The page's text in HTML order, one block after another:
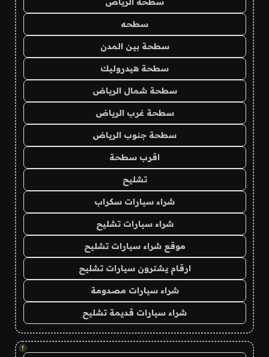
سطحه
سطحة بين المدن
سطحة هيدروليك
سطحة شمال الرياض
سطحة غرب الرياض
سطحة جنوب الرياض
اقرب سطحة
تشليح
شراء سيارات سكراب
شراء سيارات تشليح
موقع شراء سيارات تشليح
ارقام يشترون سيارات تشليح
شراء سيارات مصدومة
شراء سيارات قديمة تشليح
!